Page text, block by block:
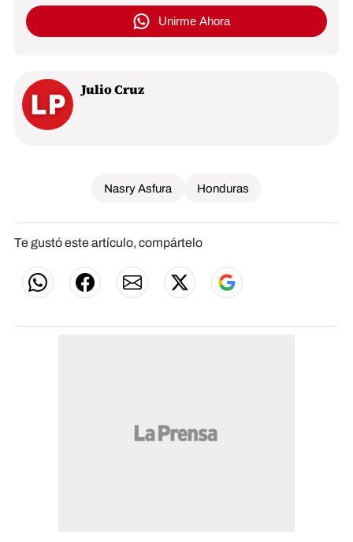
Unirme Ahora
Julio Cruz
Nasry Asfura Honduras
Te gustó este artículo, compártelo